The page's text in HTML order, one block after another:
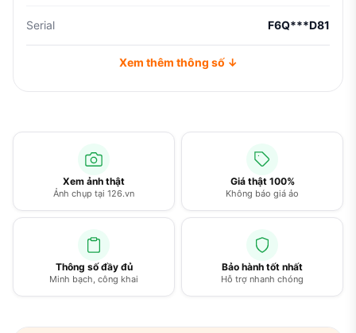
Xem ảnh thật
Ảnh chụp tại 126.vn
Giá thật 100%
Không báo giá ảo
Thông số đầy đủ
Minh bạch, công khai
Bảo hành tốt nhất
Hỗ trợ nhanh chóng
Serial F6Q***D81
Xem thêm thông số ↓